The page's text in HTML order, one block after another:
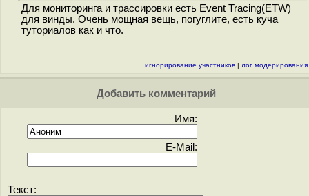
Для мониторинга и трассировки есть Event Tracing(ETW)
для винды. Очень мощная вещь, погуглите, есть куча
туториалов как и что.
игнорирование участников | лог модерирования
Добавить комментарий
Имя:
E-Mail:
Текст: